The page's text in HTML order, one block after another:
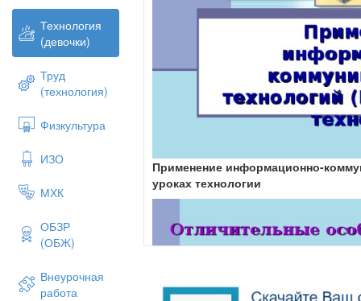
Технология
(девочки)
Труд
(технология)
Физкультура
ИЗО
МХК
ОБЗР
(ОБЖ)
Внеурочная
работа
Применение информационно-
уроках технологии